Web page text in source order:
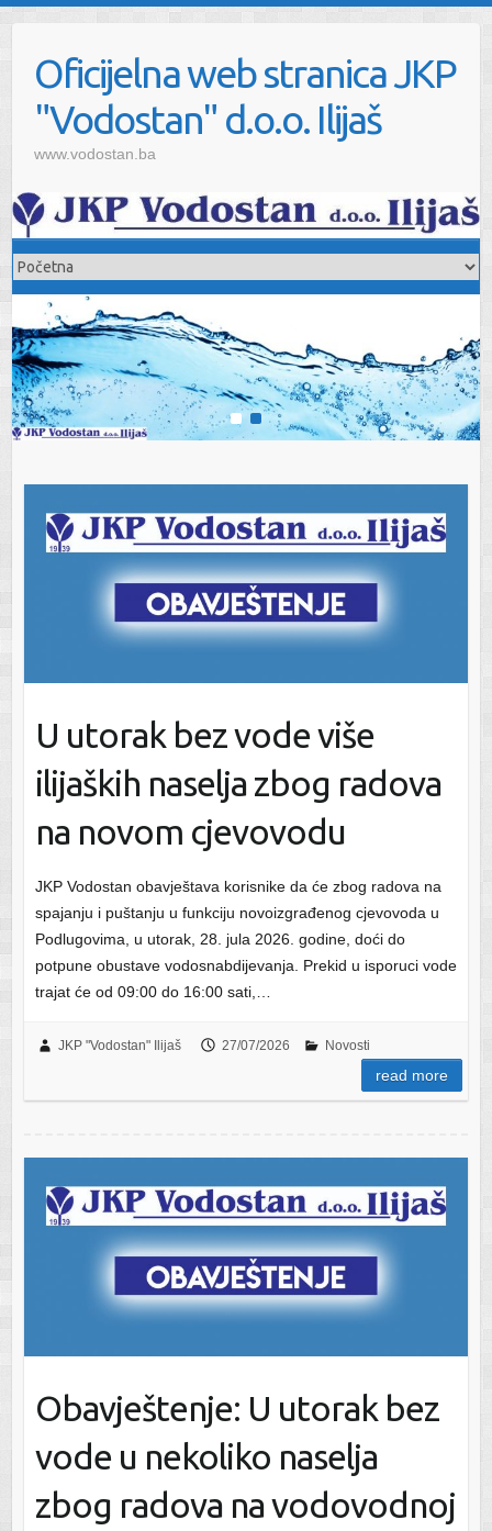
Oficijelna web stranica JKP
"Vodostan" d.o.o. Ilijaš
www.vodostan.ba
1 2
U utorak bez vode više
ilijaških naselja zbog radova
na novom cjevovodu
JKP Vodostan obavještava korisnike da će zbog radova na
spajanju i puštanju u funkciju novoizgrađenog cjevovoda u
Podlugovima, u utorak, 28. jula 2026. godine, doći do
potpune obustave vodosnabdijevanja. Prekid u isporuci vode
trajat će od 09:00 do 16:00 sati,…
JKP "Vodostan" Ilijaš 27/07/2026 Novosti
read more
Obavještenje: U utorak bez
vode u nekoliko naselja
zbog radova na vodovodnoj